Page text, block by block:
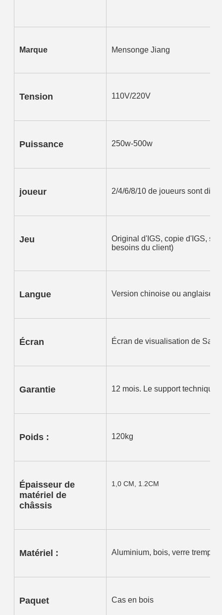
Marque Mensonge Jiang
Tension 110V/220V
Puissance 250w-500w
joueur 2/4/6/8/10 de joueurs sont
Jeu
Original d'IGS, copie d'IGS,
besoins du client)
Langue Version chinoise ou anglaise
Écran Écran de visualisation de
Garantie 12 mois. Le support technique
Poids : 120kg
Épaisseur de
matériel de
châssis
1,0 CM, 1.2CM
Matériel : Aluminium, bois, verre trempé
Paquet Cas en bois